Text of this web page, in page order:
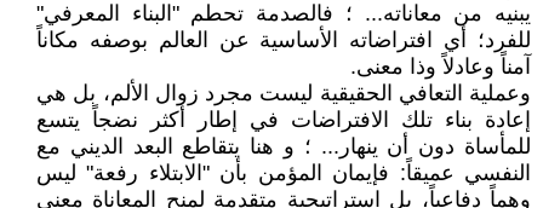
يبنيه من معاناته... ؛ فالصدمة تحطم "البناء المعرفي"
للفرد؛ أي افتراضاته الأساسية عن العالم بوصفه مكاناً
آمناً وعادلاً وذا معنى.
وعملية التعافي الحقيقية ليست مجرد زوال الألم، بل هي
إعادة بناء تلك الافتراضات في إطار أكثر نضجاً يتسع
للمأساة دون أن ينهار... ؛ و هنا يتقاطع البعد الديني مع
النفسي عميقاً: فإيمان المؤمن بأن "الابتلاء رفعة" ليس
وهماً دفاعياً، بل استراتيجية متقدمة لمنح المعاناة معنى